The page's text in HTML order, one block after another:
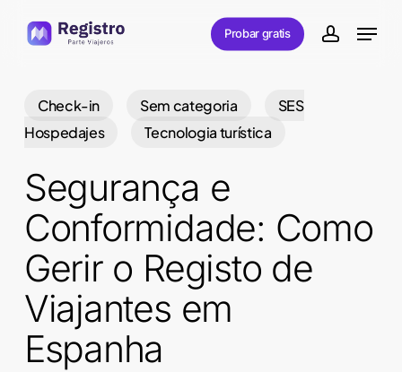
Probar gratis account
Menu
Check-in Sem categoria
SES
Hospedajes
Tecnologia turística
Segurança e
Conformidade: Como
Gerir o Registo de
Viajantes em
Espanha